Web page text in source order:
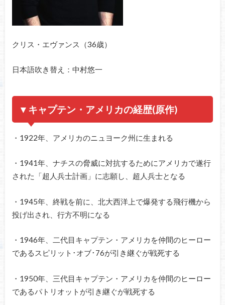
クリス・エヴァンス（36歳）
日本語吹き替え：中村悠一
▼キャプテン・アメリカの経歴(原作)
・1922年、アメリカのニュヨーク州に生まれる
・1941年、ナチスの脅威に対抗するためにアメリカで遂行
された「超人兵士計画」に志願し、超人兵士となる
・1945年、終戦を前に、北大西洋上で爆発する飛行機から
投げ出され、行方不明になる
・1946年、二代目キャプテン・アメリカを仲間のヒーロー
であるスピリット･オブ･76が引き継ぐが戦死する
・1950年、三代目キャプテン・アメリカを仲間のヒーロー
であるパトリオットが引き継ぐが戦死する